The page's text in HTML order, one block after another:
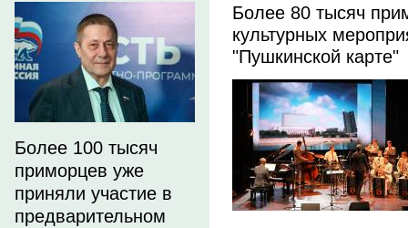
Более 100 тысяч
приморцев уже
приняли участие в
предварительном
Более 80 тысяч
культурных
"Пушкинской карте"